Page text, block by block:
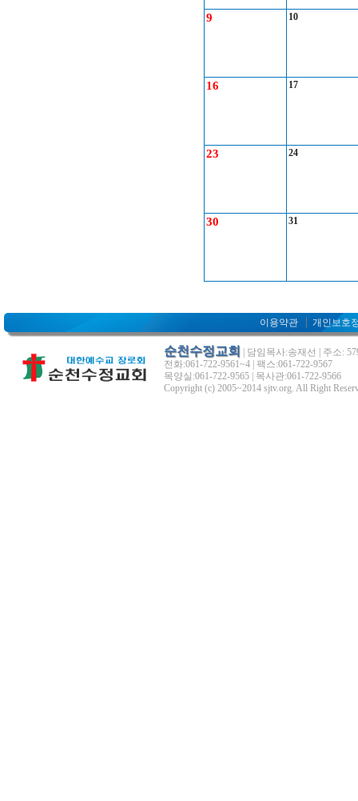
9 10
16 17
23 24
30 31
이용약관 개인보호
순천수정교회 | 담임목사:송재선 | 주소:
전화:061-722-9561~4 | 팩스:061-722-9567
목양실:061-722-9565 | 목사관:061-722-9566
Copyright (c) 2005~2014 sjtv.org. All Right